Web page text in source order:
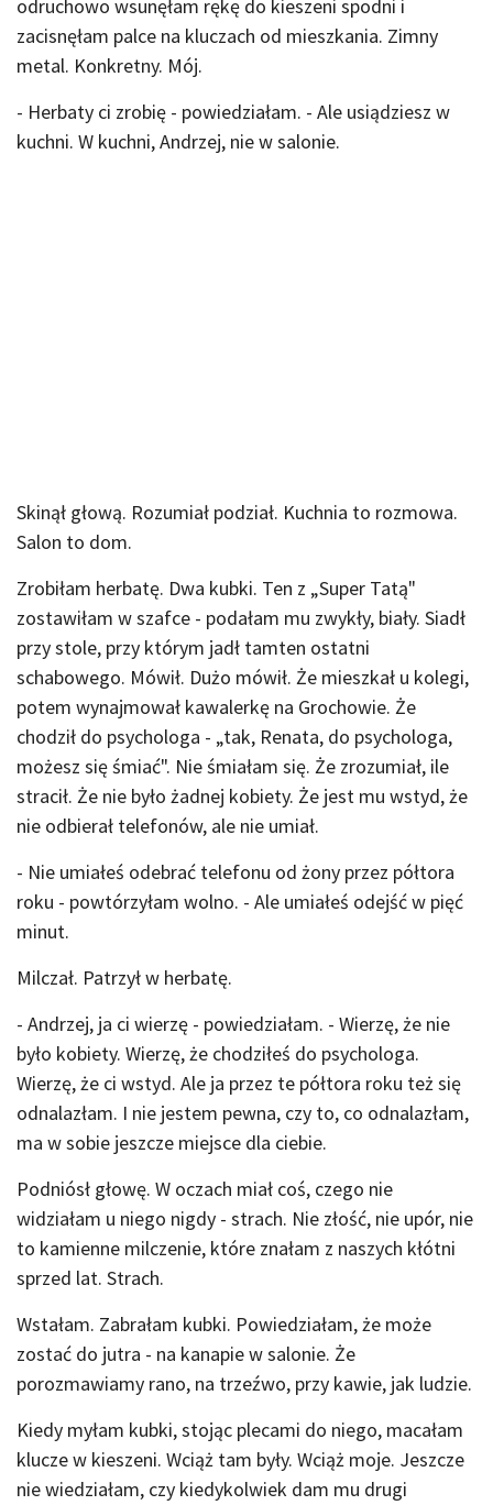
odruchowo wsunęłam rękę do kieszeni spodni i
zacisnęłam palce na kluczach od mieszkania. Zimny
metal. Konkretny. Mój.
- Herbaty ci zrobię - powiedziałam. - Ale usiądziesz w
kuchni. W kuchni, Andrzej, nie w salonie.
Skinął głową. Rozumiał podział. Kuchnia to rozmowa.
Salon to dom.
Zrobiłam herbatę. Dwa kubki. Ten z „Super Tatą"
zostawiłam w szafce - podałam mu zwykły, biały. Siadł
przy stole, przy którym jadł tamten ostatni
schabowego. Mówił. Dużo mówił. Że mieszkał u kolegi,
potem wynajmował kawalerkę na Grochowie. Że
chodził do psychologa - „tak, Renata, do psychologa,
możesz się śmiać". Nie śmiałam się. Że zrozumiał, ile
stracił. Że nie było żadnej kobiety. Że jest mu wstyd, że
nie odbierał telefonów, ale nie umiał.
- Nie umiałeś odebrać telefonu od żony przez półtora
roku - powtórzyłam wolno. - Ale umiałeś odejść w pięć
minut.
Milczał. Patrzył w herbatę.
- Andrzej, ja ci wierzę - powiedziałam. - Wierzę, że nie
było kobiety. Wierzę, że chodziłeś do psychologa.
Wierzę, że ci wstyd. Ale ja przez te półtora roku też się
odnalazłam. I nie jestem pewna, czy to, co odnalazłam,
ma w sobie jeszcze miejsce dla ciebie.
Podniósł głowę. W oczach miał coś, czego nie
widziałam u niego nigdy - strach. Nie złość, nie upór, nie
to kamienne milczenie, które znałam z naszych kłótni
sprzed lat. Strach.
Wstałam. Zabrałam kubki. Powiedziałam, że może
zostać do jutra - na kanapie w salonie. Że
porozmawiamy rano, na trzeźwo, przy kawie, jak ludzie.
Kiedy myłam kubki, stojąc plecami do niego, macałam
klucze w kieszeni. Wciąż tam były. Wciąż moje. Jeszcze
nie wiedziałam, czy kiedykolwiek dam mu drugi